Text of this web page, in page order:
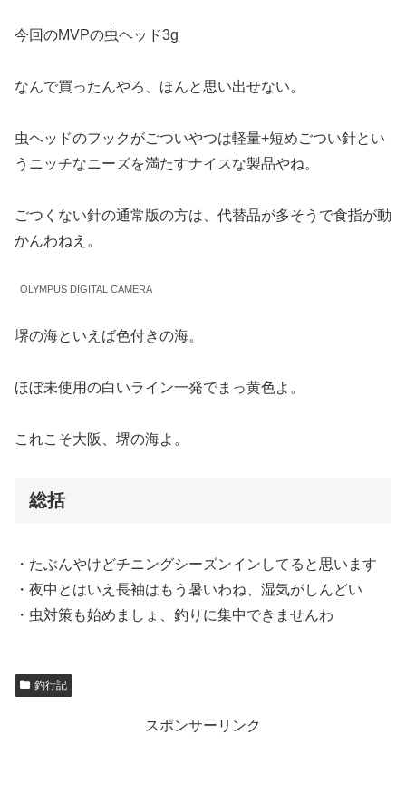
今回のMVPの虫ヘッド3g
なんで買ったんやろ、ほんと思い出せない。
虫ヘッドのフックがごついやつは軽量+短めごつい針とい
うニッチなニーズを満たすナイスな製品やね。
ごつくない針の通常版の方は、代替品が多そうで食指が動
かんわねえ。
OLYMPUS DIGITAL CAMERA
堺の海といえば色付きの海。
ほぼ未使用の白いライン一発でまっ黄色よ。
これこそ大阪、堺の海よ。
総括
・たぶんやけどチニングシーズンインしてると思います
・夜中とはいえ長袖はもう暑いわね、湿気がしんどい
・虫対策も始めましょ、釣りに集中できませんわ
釣行記
スポンサーリンク